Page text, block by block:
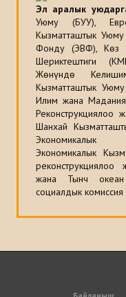
Эл аралык
Уюму (БУУ),
Кызматташтык
Фонду (ЭВФ), Көз
Шериктештиги
Жөнүндө
Кызматташтык
Илим жана
Реконструкциялоо
Шанхай
Экономикалык
Экономикалык
жана Тынч
социалдык